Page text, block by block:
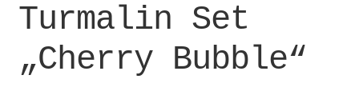
Turmalin Set
„Cherry Bubble“